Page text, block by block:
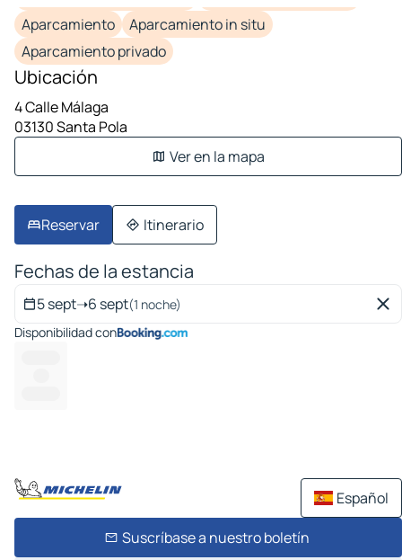
Aparcamiento
Aparcamiento in situ
Aparcamiento privado
Ubicación
4 Calle Málaga
03130 Santa Pola
Ver en la mapa
Reservar Itinerario
Fechas de la estancia
5 sept➝6 sept(1 noche)
Disponibilidad con
Español
Suscríbase a nuestro boletín